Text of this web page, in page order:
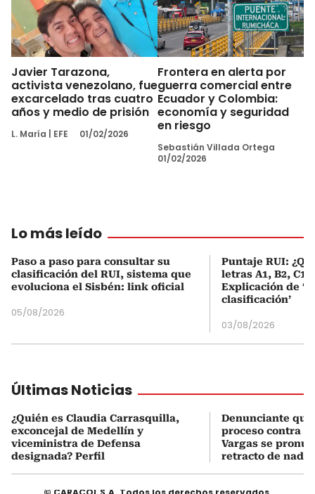
Javier Tarazona,
activista venezolano, fue
excarcelado tras cuatro
años y medio de prisión
L. María EFE 01/02/2026
Frontera en alerta por
guerra comercial entre
Ecuador y Colombia:
economía y seguridad
en riesgo
Sebastián Villada Ortega
01/02/2026
Lo más leído
Paso a paso para consultar su
clasificación del RUI, sistema que
evoluciona el Sisbén: link oficial
05/08/2026
Puntaje RUI:
letras A1, B2, C1
Explicación de
clasificación’
03/08/2026
Últimas Noticias
¿Quién es Claudia Carrasquilla,
exconcejal de Medellín y
viceministra de Defensa
designada? Perfil
Denunciante
proceso contra
Vargas se
retracto de nada”